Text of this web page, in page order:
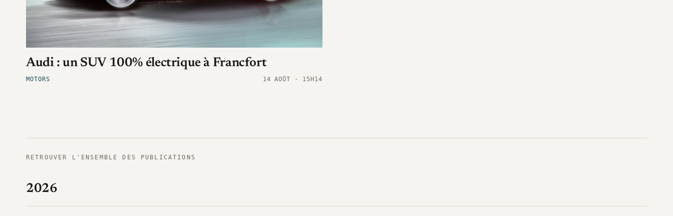
MOTORS
Audi : un SUV 100% électrique à Francfort
14 AOÛT · 15H14
RETROUVER L'ENSEMBLE DES PUBLICATIONS
2026